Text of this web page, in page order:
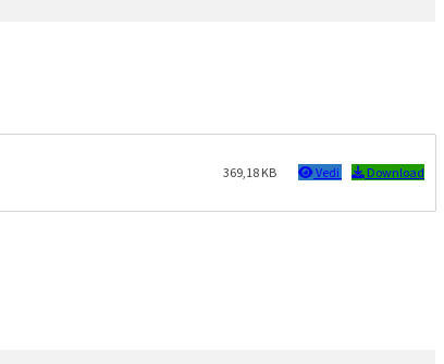
369,18 KB Vedi Download